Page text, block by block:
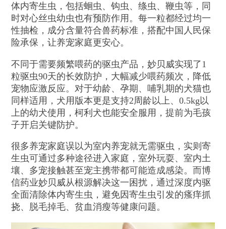
体内寄生虫，包括蛔虫、钩虫、绦虫、鞭虫等，同
时对心丝虫幼虫也有预防作用。每一粒都经过均一
性抽检，成分含量符合兽药标准，搭配中国人民保
险承保，让养宠家庭更安心。
不同于需要频繁喂药的驱虫产品，妙贝威实现了1
粒驱虫90天的长效防护，大幅减少喂药频次，降低
宠物应激反应。对于幼龄、孕期、哺乳期的犬猫也
同样适用，犬用版本更是支持2周龄以上、0.5kg以
上的幼犬使用，柯利犬也能安全服用，提前为毛孩
子开启关键防护。
很多养宠家庭误以为室内养宠就无需驱虫，实则寄
生虫可通过多种途径进入家庭，室外玩耍、室内土
壤、多宠接触甚至宠主携带都可能造成感染。而博
信药业妙贝威从根源解决这一困扰，通过深度内驱
全面清除体内寄生虫，避免因寄生虫引发的瘙痒抓
挠、脱毛掉毛、贫血消瘦等健康问题。